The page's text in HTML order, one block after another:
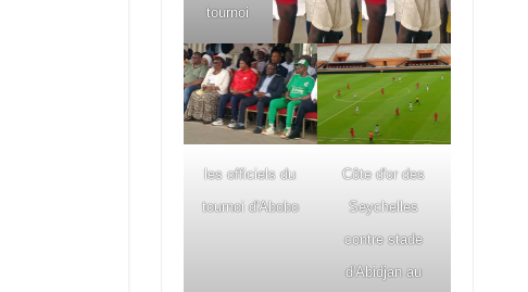
tournoi
les officiels du
tournoi d'Abobo
Côte d'or des
Seychelles
contre stade
d'Abidjan au